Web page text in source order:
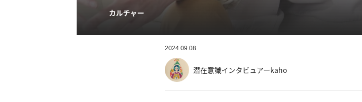
カルチャー
2024.09.08
潜在意識インタビュアーkaho